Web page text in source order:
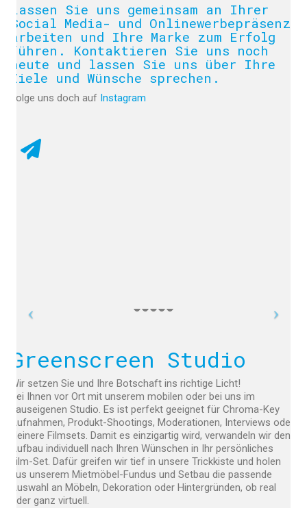
Lassen Sie uns gemeinsam an Ihrer
Social Media- und Onlinewerbepräsenz
arbeiten und Ihre Marke zum Erfolg
führen. Kontaktieren Sie uns noch
heute und lassen Sie uns über Ihre
Ziele und Wünsche sprechen.
Folge uns doch auf Instagram
Greenscreen Studio
Wir setzen Sie und Ihre Botschaft ins richtige Licht!
Bei Ihnen vor Ort mit unserem mobilen oder bei uns im
hauseigenen Studio. Es ist perfekt geeignet für Chroma-Key
Aufnahmen, Produkt-Shootings, Moderationen, Interviews oder
kleinere Filmsets. Damit es einzigartig wird, verwandeln wir den
Aufbau individuell nach Ihren Wünschen in Ihr persönliches
Film-Set. Dafür greifen wir tief in unsere Trickkiste und holen
aus unserem Mietmöbel-Fundus und Setbau die passende
Auswahl an Möbeln, Dekoration oder Hintergründen, ob real
oder ganz virtuell.